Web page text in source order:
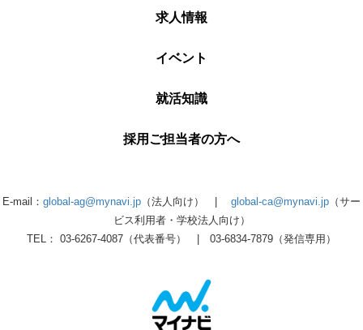
求人情報
イベント
就活知識
採用ご担当者の方へ
E-mail： global-ag@mynavi.jp （法人向け） | global-ca@mynavi.jp （サー
ビス利用者・学校法人向け）
TEL： 03-6267-4087（代表番号） | 03-6834-7879（発信専用）